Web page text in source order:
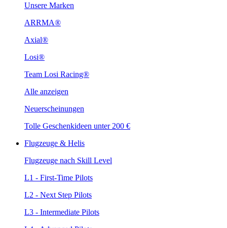
Unsere Marken
ARRMA®
Axial®
Losi®
Team Losi Racing®
Alle anzeigen
Neuerscheinungen
Tolle Geschenkideen unter 200 €
Flugzeuge & Helis
Flugzeuge nach Skill Level
L1 - First-Time Pilots
L2 - Next Step Pilots
L3 - Intermediate Pilots